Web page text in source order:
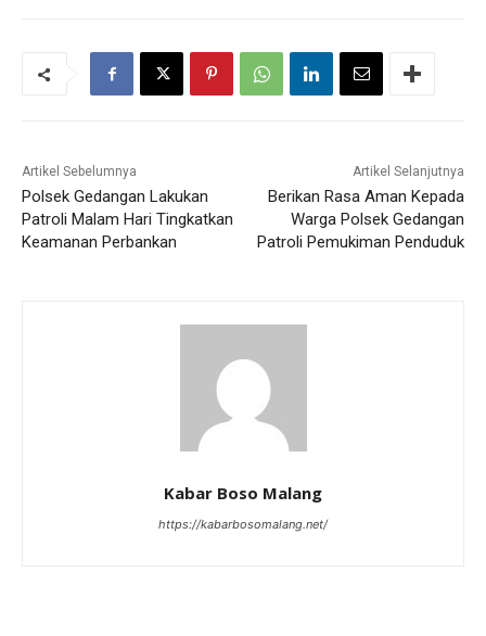
Artikel Sebelumnya
Polsek Gedangan Lakukan
Patroli Malam Hari Tingkatkan
Keamanan Perbankan
Artikel Selanjutnya
Berikan Rasa Aman Kepada
Warga Polsek Gedangan
Patroli Pemukiman Penduduk
Kabar Boso Malang
https://kabarbosomalang.net/